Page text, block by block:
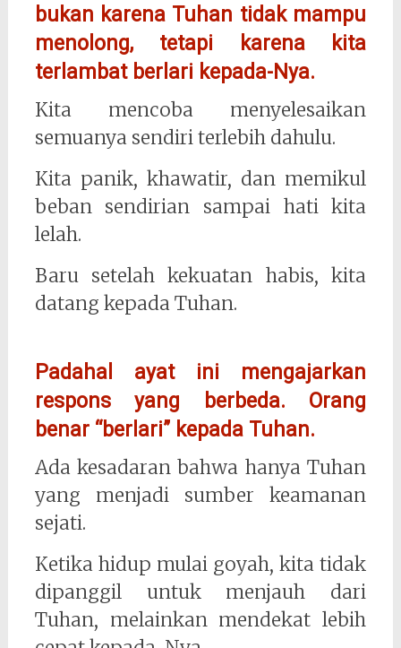
bukan karena Tuhan tidak mampu
menolong, tetapi karena kita
terlambat berlari kepada-Nya.
Kita mencoba menyelesaikan
semuanya sendiri terlebih dahulu.
Kita panik, khawatir, dan memikul
beban sendirian sampai hati kita
lelah.
Baru setelah kekuatan habis, kita
datang kepada Tuhan.
Padahal ayat ini mengajarkan
respons yang berbeda. Orang
benar “berlari” kepada Tuhan.
Ada kesadaran bahwa hanya Tuhan
yang menjadi sumber keamanan
sejati.
Ketika hidup mulai goyah, kita tidak
dipanggil untuk menjauh dari
Tuhan, melainkan mendekat lebih